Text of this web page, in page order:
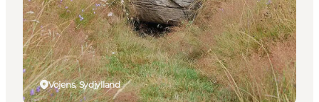
Overnatning
Planlæg din ferie
Booking
Vojens, Sydjylland